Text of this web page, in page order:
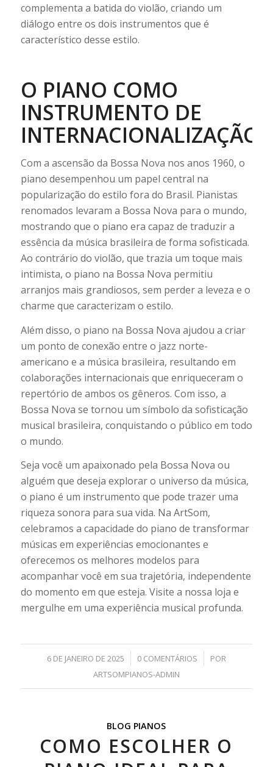
complementa a batida do violão, criando um
diálogo entre os dois instrumentos que é
característico desse estilo.
O PIANO COMO
INSTRUMENTO DE
INTERNACIONALIZAÇÃO
Com a ascensão da Bossa Nova nos anos 1960, o
piano desempenhou um papel central na
popularização do estilo fora do Brasil. Pianistas
renomados levaram a Bossa Nova para o mundo,
mostrando que o piano era capaz de traduzir a
essência da música brasileira de forma sofisticada.
Ao contrário do violão, que trazia um toque mais
intimista, o piano na Bossa Nova permitiu
arranjos mais grandiosos, sem perder a leveza e o
charme que caracterizam o estilo.
Além disso, o piano na Bossa Nova ajudou a criar
um ponto de conexão entre o jazz norte-
americano e a música brasileira, resultando em
colaborações internacionais que enriqueceram o
repertório de ambos os gêneros. Com isso, a
Bossa Nova se tornou um símbolo da sofisticação
musical brasileira, conquistando o público em todo
o mundo.
Seja você um apaixonado pela Bossa Nova ou
alguém que deseja explorar o universo da música,
o piano é um instrumento que pode trazer uma
riqueza sonora para sua vida. Na ArtSom,
celebramos a capacidade do piano de transformar
músicas em experiências emocionantes e
oferecemos os melhores modelos para
acompanhar você em sua trajetória, independente
do momento em que esteja. Visite a nossa loja e
mergulhe em uma experiência musical profunda.
6 DE JANEIRO DE 2025
/ 0 COMENTÁRIOS
/
POR
ARTSOMPIANOS-ADMIN
BLOG PIANOS
COMO ESCOLHER O